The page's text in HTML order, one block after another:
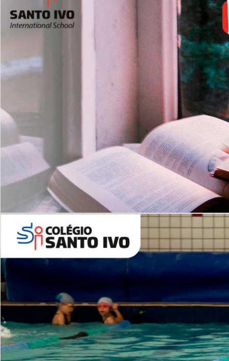
Leituras Literárias
es
Com imersão Bilingue - Anos
Finais
6º AO 9º ANO FUNDAMENTAL
Inglês: Turmas Reduzidas
(Proficiência)
ALUNOS NOVOS
Entre em Contato